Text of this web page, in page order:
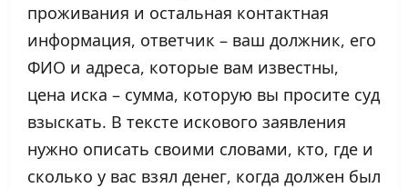
проживания и остальная контактная
информация, ответчик – ваш должник, его
ФИО и адреса, которые вам известны,
цена иска – сумма, которую вы просите суд
взыскать. В тексте искового заявления
нужно описать своими словами, кто, где и
сколько у вас взял денег, когда должен был